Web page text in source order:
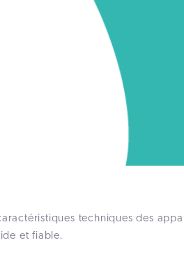
techniques des
et fiable.